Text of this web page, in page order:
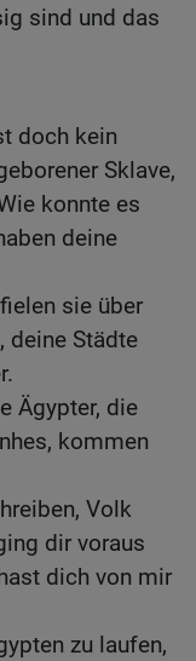
sind und das
doch kein
Sklave,
konnte es
deine
sie über
deine Städte
Ägypter, die
kommen
Volk
dir voraus
dich von mir
zu laufen,